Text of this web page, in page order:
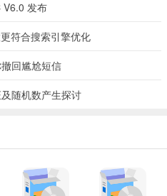
V6.0 发布
符合搜索引擎优化
回尴尬短信
随机数产生探讨